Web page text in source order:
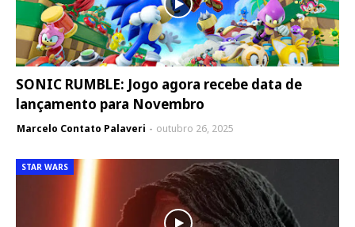
SONIC RUMBLE: Jogo agora recebe data de
lançamento para Novembro
Marcelo Contato Palaveri outubro 26, 2025
STAR WARS